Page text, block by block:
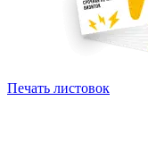
Печать листовок